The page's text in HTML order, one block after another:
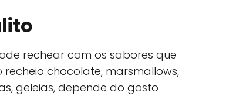
rechear com os sabores que
chocolate, marsmallows,
geleias, depende do gosto